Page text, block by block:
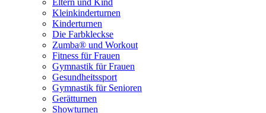
Kleinkinderturnen
Kinderturnen
Die Farbkleckse
Zumba® und Workout
Fitness für Frauen
Gymnastik für Frauen
Gesundheitssport
Gymnastik für Senioren
Gerätturnen
Showturnen